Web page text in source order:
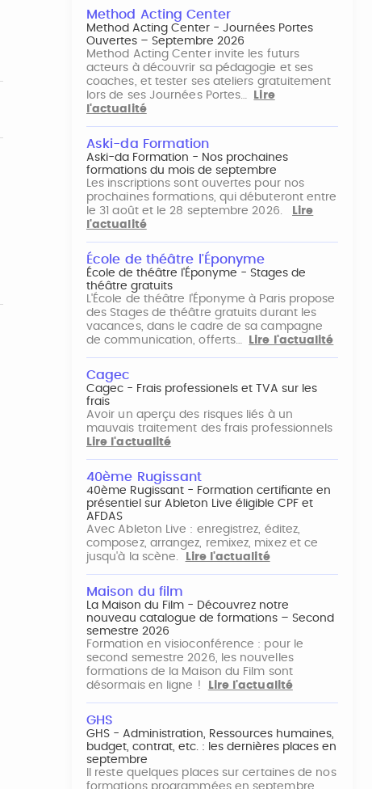
Method Acting Center
Method Acting Center - Journées Portes
Ouvertes – Septembre 2026
Method Acting Center invite les futurs
acteurs à découvrir sa pédagogie et ses
coaches, et tester ses ateliers gratuitement
lors de ses Journées Portes…
Lire
l'actualité
Aski-da Formation
Aski-da Formation - Nos prochaines
formations du mois de septembre
Les inscriptions sont ouvertes pour nos
prochaines formations, qui débuteront entre
le 31 août et le 28 septembre 2026.
Lire
l'actualité
École de théâtre l'Éponyme
École de théâtre l'Éponyme - Stages de
théâtre gratuits
L'École de théâtre l'Éponyme à Paris propose
des Stages de théâtre gratuits durant les
vacances, dans le cadre de sa campagne
de communication, offerts…
Lire l'actualité
Cagec
Cagec - Frais professionels et TVA sur les
frais
Avoir un aperçu des risques liés à un
mauvais traitement des frais professionnels
Lire l'actualité
40ème Rugissant
40ème Rugissant - Formation certifiante en
présentiel sur Ableton Live éligible CPF et
AFDAS
Avec Ableton Live : enregistrez, éditez,
composez, arrangez, remixez, mixez et ce
jusqu'à la scène.
Lire l'actualité
Maison du film
La Maison du Film - Découvrez notre
nouveau catalogue de formations – Second
semestre 2026
Formation en visioconférence : pour le
second semestre 2026, les nouvelles
formations de la Maison du Film sont
désormais en ligne !
Lire l'actualité
GHS
GHS - Administration, Ressources humaines,
budget, contrat, etc. : les dernières places en
septembre
Il reste quelques places sur certaines de nos
formations programmées en septembre